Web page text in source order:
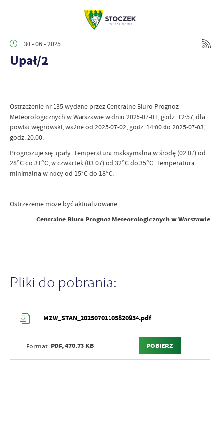
30 - 06 - 2025
Upał/2
Ostrzeżenie nr 135 wydane przez Centralne Biuro Prognoz
Meteorologicznych w Warszawie w dniu 2025-07-01, godz. 12:57, dla
powiat węgrowski, ważne od 2025-07-02, godz. 14:00 do 2025-07-03,
godz. 20:00.
Prognozuje się upały. Temperatura maksymalna w środę (02.07) od
28°C do 31°C, w czwartek (03.07) od 32°C do 35°C. Temperatura
minimalna w nocy od 15°C do 18°C.
Ostrzeżenie może być aktualizowane.
Centralne Biuro Prognoz Meteorologicznych w Warszawie
Pliki do pobrania:
MZW_STAN_20250701105820934.pdf
Format: PDF,470.73 KB POBIERZ